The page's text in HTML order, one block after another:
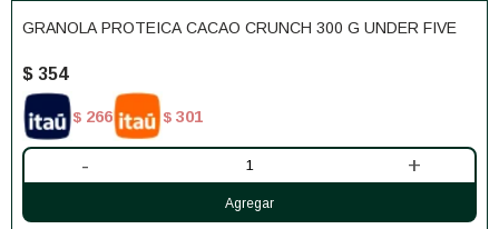
GRANOLA PROTEICA CACAO CRUNCH 300 G UNDER FIVE
$ 354
$ 266 $ 301
- +